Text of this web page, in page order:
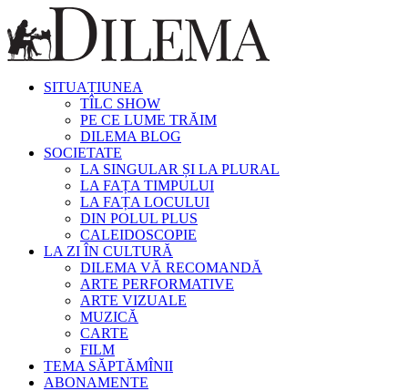
SITUAȚIUNEA
TÎLC SHOW
PE CE LUME TRĂIM
DILEMA BLOG
SOCIETATE
LA SINGULAR ȘI LA PLURAL
LA FAȚA TIMPULUI
LA FAȚA LOCULUI
DIN POLUL PLUS
CALEIDOSCOPIE
LA ZI ÎN CULTURĂ
DILEMA VĂ RECOMANDĂ
ARTE PERFORMATIVE
ARTE VIZUALE
MUZICĂ
CARTE
FILM
TEMA SĂPTĂMÎNII
ABONAMENTE